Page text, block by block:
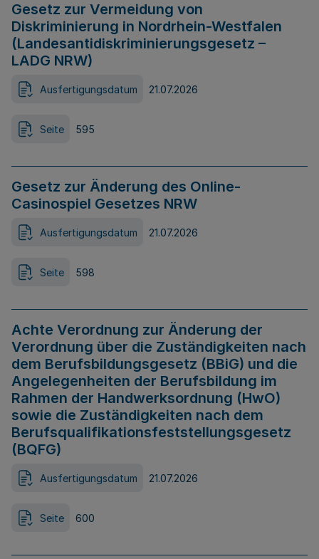
Gesetz zur Vermeidung von
Diskriminierung in Nordrhein-Westfalen
(Landesantidiskriminierungsgesetz –
LADG NRW)
Ausfertigungsdatum 21.07.2026
Seite 595
Gesetz zur Änderung des Online-
Casinospiel Gesetzes NRW
Ausfertigungsdatum 21.07.2026
Seite 598
Achte Verordnung zur Änderung der
Verordnung über die Zuständigkeiten nach
dem Berufsbildungsgesetz (BBiG) und die
Angelegenheiten der Berufsbildung im
Rahmen der Handwerksordnung (HwO)
sowie die Zuständigkeiten nach dem
Berufsqualifikationsfeststellungsgesetz
(BQFG)
Ausfertigungsdatum 21.07.2026
Seite 600